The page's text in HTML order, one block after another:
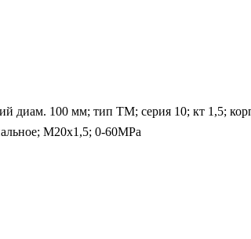
100 мм; тип ТМ; серия 10; кт 1,5;
М20х1,5; 0-60MPa